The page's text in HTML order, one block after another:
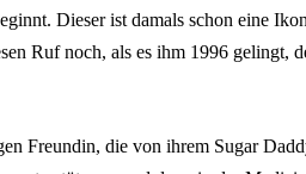
Dieser ist damals schon eine
Ruf noch, als es ihm 1996 gelingt,
Freundin, die von ihrem Sugar